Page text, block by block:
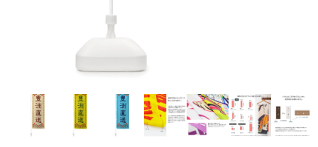
程度によってデザイン加工費用が発生いたし
リピート
ショッピングカートページの備考欄に「以前
データをお送りいただけましたらロゴの印刷
も出来ます。
お客様が納得するまで何度でもデザインの修
相談ください。
あまりに大きな変更が何度もある場合はお断り
レギュラー(60x180)
ほとんどのポールや注水台に使用できます。
レギュラー(180x60)
ほとんどのポールや注水台に使用できます。
いこともありません。
上左チチ 上右チチ 上チチ
いこともありません。
上チチ
（上のみ）
上下チチ
（上と下）
左右チチ
（左右）
チチのついてない長辺・
上下短辺を補強縫製しま
ワンランク厚手のトロピカル（生地の厚みが
約0.2ｍｍ）。生地が重くなる分、耐久性が上
スリット（切り込み）は均等割りを意識して
カットラインを入れます。
デザインや絵柄をスリット加工時にカットす
る場合があります。
例